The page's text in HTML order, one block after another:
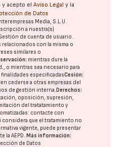
y acepto elAviso Legal y la
de Datos
Media, S.L.U.
a nuestra(s)
de cuenta de usuario.
relacionados con la misma o
similares o
mientras dure la
o mientras sea necesario para
finalidades especificadasCesión:
cederse a otras empresas del
de gestión interna.Derechos:
oposición, supresión,
del tratatamiento y
contacte con
considera que el tratamiento no
vigente, puede presentar
laAEPD .Más información:
de Datos